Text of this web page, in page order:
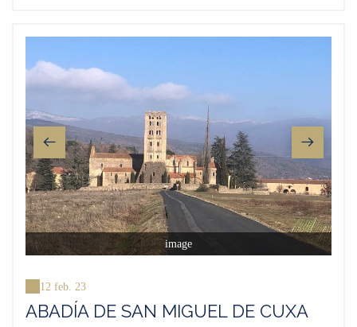
image
12 feb. 23
ABADÍA DE SAN MIGUEL DE CUXA